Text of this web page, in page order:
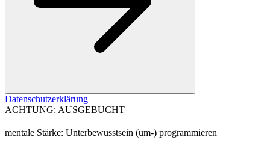
Datenschutzerklärung
ACHTUNG: AUSGEBUCHT
mentale Stärke: Unterbewusstsein (um-) programmieren